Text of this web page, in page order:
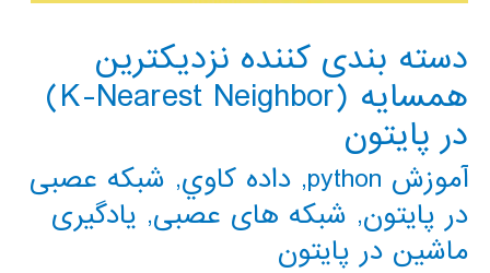
دسته بندی کننده نزدیکترین
همسایه (K-Nearest Neighbor)
در پایتون
آموزش python , داده كاوي, شبکه عصبی
در پایتون, شبکه های عصبی, یادگیری
ماشین در پایتون